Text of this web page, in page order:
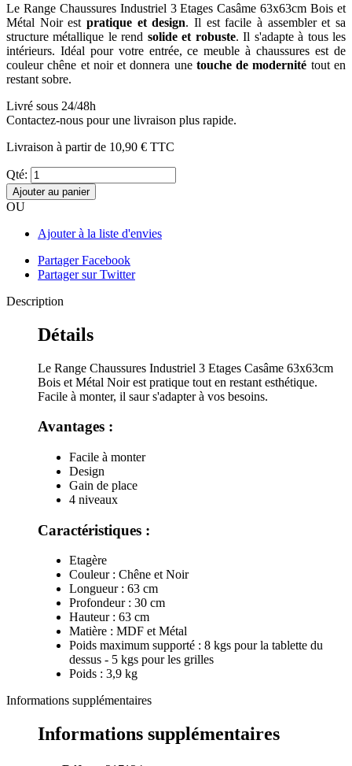
Le Range Chaussures Industriel 3 Etages Casâme 63x63cm Bois et
Métal Noir est pratique et design. Il est facile à assembler et sa
structure métallique le rend solide et robuste. Il s'adapte à tous les
intérieurs. Idéal pour votre entrée, ce meuble à chaussures est de
couleur chêne et noir et donnera une touche de modernité tout en
restant sobre.
Livré sous 24/48h
Contactez-nous pour une livraison plus rapide.
Livraison à partir de 10,90 € TTC
Qté:
Ajouter au panier
OU
Ajouter à la liste d'envies
Partager Facebook
Partager sur Twitter
Description
Détails
Le Range Chaussures Industriel 3 Etages Casâme 63x63cm
Bois et Métal Noir est pratique tout en restant esthétique.
Facile à monter, il saur s'adapter à vos besoins.
Avantages :
Facile à monter
Design
Gain de place
4 niveaux
Caractéristiques :
Etagère
Couleur : Chêne et Noir
Longueur : 63 cm
Profondeur : 30 cm
Hauteur : 63 cm
Matière : MDF et Métal
Poids maximum supporté : 8 kgs pour la tablette du
dessus - 5 kgs pour les grilles
Poids : 3,9 kg
Informations supplémentaires
Informations supplémentaires